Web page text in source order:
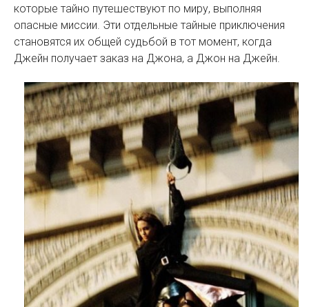
которые тайно путешествуют по миру, выполняя
опасные миссии. Эти отдельные тайные приключения
становятся их общей судьбой в тот момент, когда
Джейн получает заказ на Джона, а Джон на Джейн.